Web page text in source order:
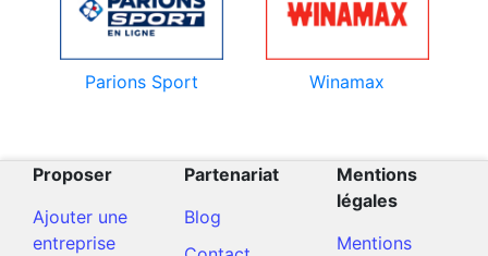
Parions Sport Winamax
Proposer
Ajouter une
entreprise
Partenariat
Blog
Mentions
légales
Mentions